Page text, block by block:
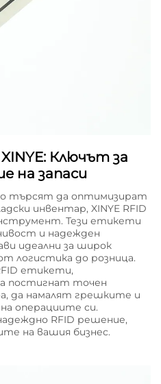
Ключът за
на запаси
търсят да оптимизират
инвентар, XINYE RFID
Тези етикети
и надежден
идеални за широк
логистика до розница.
етикети,
постигнат точен
да намалят грешките и
операциите си.
RFID решение,
на вашия бизнес.